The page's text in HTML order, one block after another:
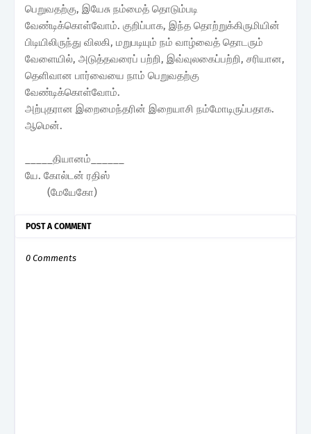
பெறுவதற்கு, இயேசு நம்மைத் தொடும்படி
வேண்டிக்கொள்வோம். குறிப்பாக, இந்த தொற்றுக்கிருமியின்
பிடியிலிருந்து விலகி, மறுபடியும் நம் வாழ்வைத் தொடரும்
வேளையில், அடுத்தவரைப் பற்றி, இவ்வுலகைப்பற்றி, சரியான,
தெளிவான பார்வையை நாம் பெறுவதற்கு
வேண்டிக்கொள்வோம்.
அற்புதரான இறைமைந்தரின் இறையாசி நம்மோடிருப்பதாக.
ஆமென்.
_____தியானம்______
யே. கோல்டன் ரதிஸ்
(மேயேகோ)
POST A COMMENT
0 Comments